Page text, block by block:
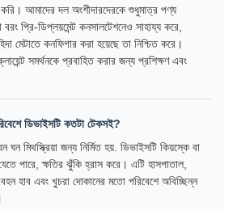
করি। আমাদের দল অংশীদারদেরকে শুধুমাত্র পণ্য
বরং প্রি-ডিপ্লয়মেন্ট কনসালটেশনেও সাহায্য করে,
মেটাতে কনফিগার করা হয়েছে তা নিশ্চিত করে।
সমর্থনকে প্রবাহিত করার জন্য প্রশিক্ষণ এবং
ডিভাইসটি কতটা টেকসই?
ঘন মিথস্ক্রিয়া জন্য নির্মিত হয়. ডিভাইসটি কিয়স্কে বা
যেতে পারে, ক্ষতির ঝুঁকি হ্রাস করে। এটি হাসপাতাল,
হাব এবং খুচরা দোকানের মতো পরিবেশে অবিচ্ছিন্ন